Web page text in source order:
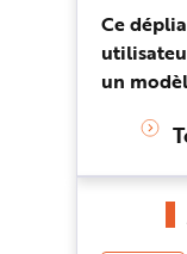
Ce
utilisateur d'APR
un